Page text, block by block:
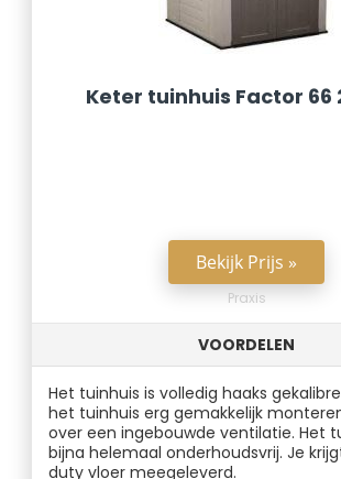
Keter tuinhuis Factor 66
Bekijk Prijs »
Praxis
VOORDELEN
Het tuinhuis is volledig haaks
het tuinhuis erg gemakkelijk
over een ingebouwde ventilatie. Het
bijna helemaal onderhoudsvrij. Je
duty vloer meegeleverd.